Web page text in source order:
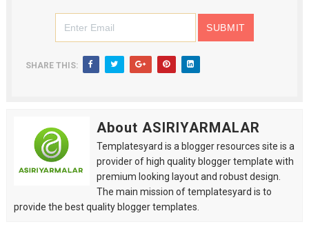
SHARE THIS:
About ASIRIYARMALAR
Templatesyard is a blogger resources site is a
provider of high quality blogger template with
premium looking layout and robust design.
The main mission of templatesyard is to
provide the best quality blogger templates.